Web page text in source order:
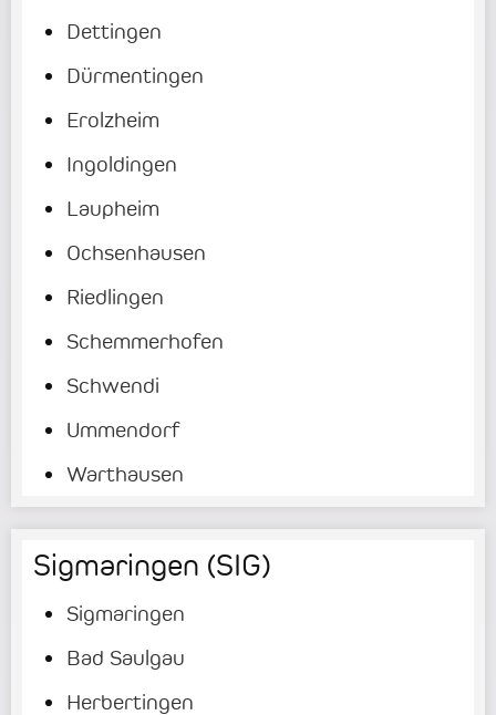
Dettingen
Dürmentingen
Erolzheim
Ingoldingen
Laupheim
Ochsenhausen
Riedlingen
Schemmerhofen
Schwendi
Ummendorf
Warthausen
Sigmaringen (SIG)
Sigmaringen
Bad Saulgau
Herbertingen